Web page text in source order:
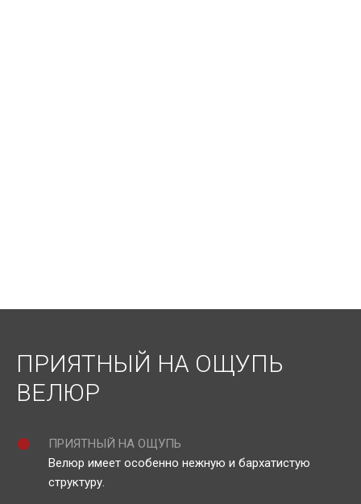
ПРИЯТНЫЙ НА ОЩУПЬ
ВЕЛЮР
ПРИЯТНЫЙ НА ОЩУПЬ
Велюр имеет особенно нежную и бархатистую
структуру.